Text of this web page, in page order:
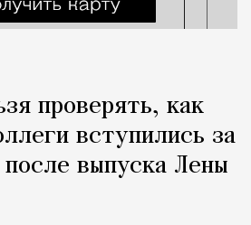
проверять, как
вступились за
после выпуска Лены